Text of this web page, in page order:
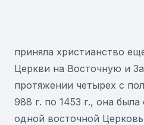
приняла христианство
Церкви на Восточную и
протяжении четырех с
988 г. по 1453 г., она была
одной восточной